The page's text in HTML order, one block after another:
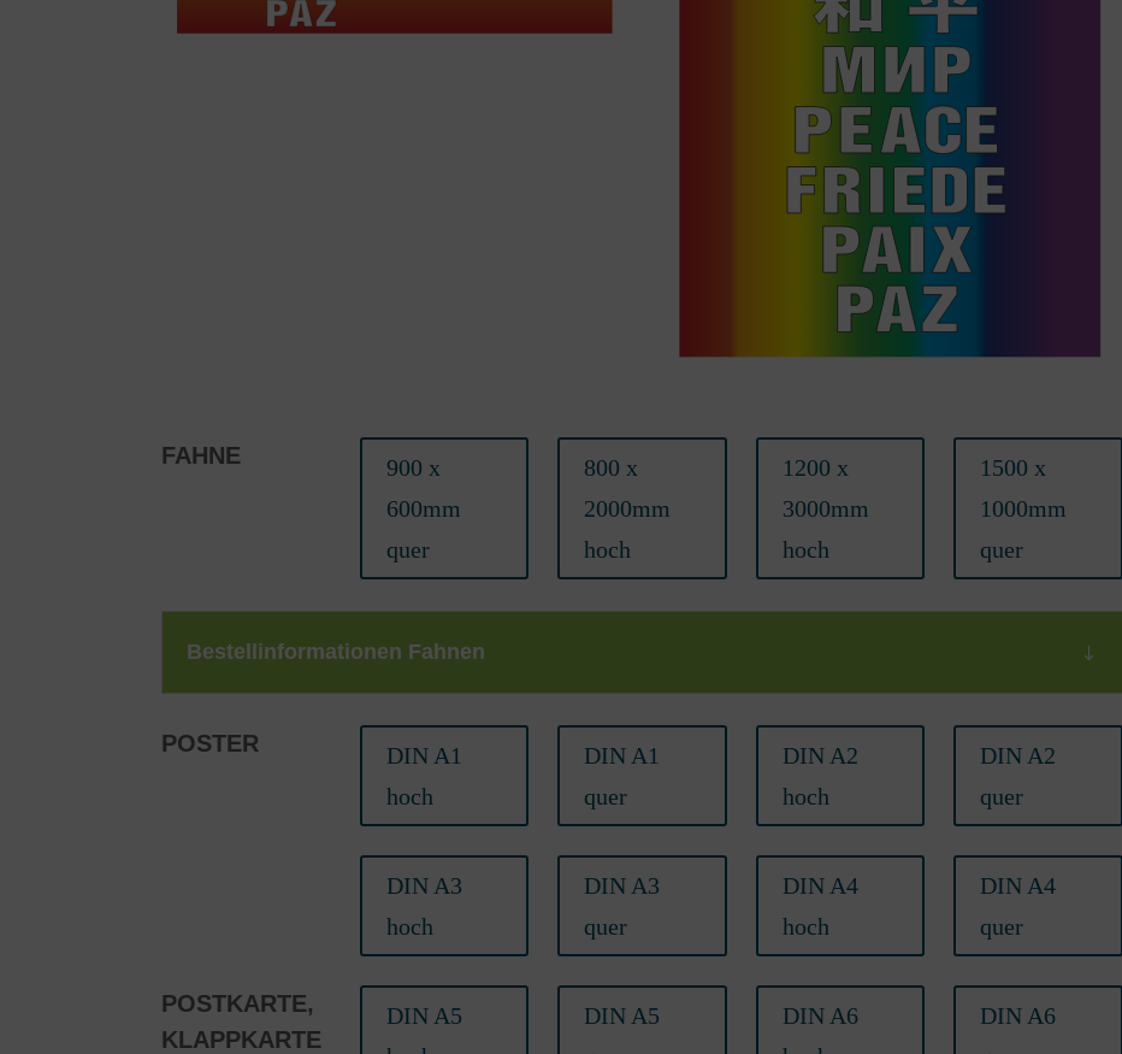
FAHNE
900 x
600mm
quer
800 x
2000mm
hoch
1200 x
3000mm
hoch
1500 x
1000mm
quer
Bestellinformationen Fahnen
POSTER
DIN A1
hoch
DIN A1
quer
DIN A2
hoch
DIN A2
quer
DIN A3
hoch
DIN A3
quer
DIN A4
hoch
DIN A4
quer
POSTKARTE,
KLAPPKARTE
DIN A5
DIN A5
DIN A6
DIN A6